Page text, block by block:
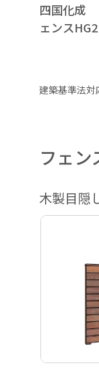
四国化成
ェンス
建築基準法
フェン
木製目隠